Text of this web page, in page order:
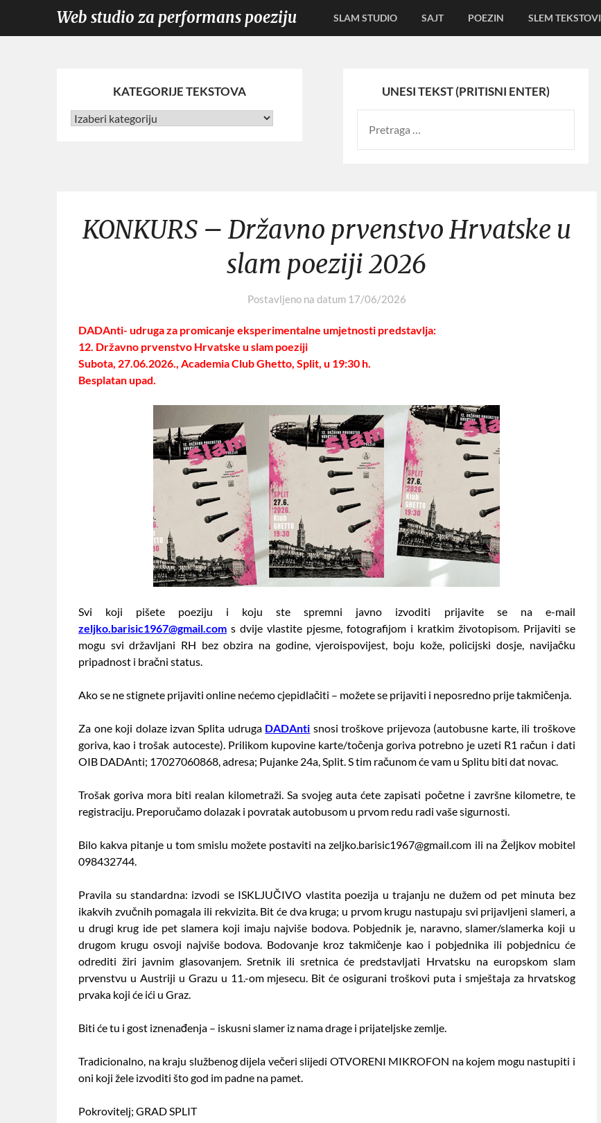
Web studio za performans poeziju SLAM STUDIO SAJT POEZIN SLEM TEKSTOVI
KATEGORIJE TEKSTOVA UNESI TEKST (PRITISNI ENTER)
KONKURS – Državno prvenstvo Hrvatske u
slam poeziji 2026
Postavljeno na datum 17/06/2026
DADAnti- udruga za promicanje eksperimentalne umjetnosti predstavlja:
12. Državno prvenstvo Hrvatske u slam poeziji
Subota, 27.06.2026., Academia Club Ghetto, Split, u 19:30 h.
Besplatan upad.
Svi koji pišete poeziju i koju ste spremni javno izvoditi prijavite se na e-mail
zeljko.barisic1967@gmail.com s dvije vlastite pjesme, fotografijom i kratkim životopisom. Prijaviti se
mogu svi državljani RH bez obzira na godine, vjeroispovijest, boju kože, policijski dosje, navijačku
pripadnost i bračni status.
Ako se ne stignete prijaviti online nećemo cjepidlačiti – možete se prijaviti i neposredno prije takmičenja.
Za one koji dolaze izvan Splita udruga DADAnti snosi troškove prijevoza (autobusne karte, ili troškove
goriva, kao i trošak autoceste). Prilikom kupovine karte/točenja goriva potrebno je uzeti R1 račun i dati
OIB DADAnti; 17027060868, adresa; Pujanke 24a, Split. S tim računom će vam u Splitu biti dat novac.
Trošak goriva mora biti realan kilometraži. Sa svojeg auta ćete zapisati početne i završne kilometre, te
registraciju. Preporučamo dolazak i povratak autobusom u prvom redu radi vaše sigurnosti.
Bilo kakva pitanje u tom smislu možete postaviti na zeljko.barisic1967@gmail.com ili na Željkov mobitel
098432744.
Pravila su standardna: izvodi se ISKLJUČIVO vlastita poezija u trajanju ne dužem od pet minuta bez
ikakvih zvučnih pomagala ili rekvizita. Bit će dva kruga; u prvom krugu nastupaju svi prijavljeni slameri, a
u drugi krug ide pet slamera koji imaju najviše bodova. Pobjednik je, naravno, slamer/slamerka koji u
drugom krugu osvoji najviše bodova. Bodovanje kroz takmičenje kao i pobjednika ili pobjednicu će
odrediti žiri javnim glasovanjem. Sretnik ili sretnica će predstavljati Hrvatsku na europskom slam
prvenstvu u Austriji u Grazu u 11.-om mjesecu. Bit će osigurani troškovi puta i smještaja za hrvatskog
prvaka koji će ići u Graz.
Biti će tu i gost iznenađenja – iskusni slamer iz nama drage i prijateljske zemlje.
Tradicionalno, na kraju službenog dijela večeri slijedi OTVORENI MIKROFON na kojem mogu nastupiti i
oni koji žele izvoditi što god im padne na pamet.
Pokrovitelj; GRAD SPLIT